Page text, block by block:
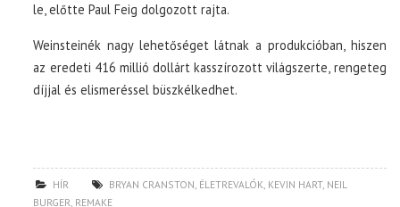
le, előtte Paul Feig dolgozott rajta.
Weinsteinék nagy lehetőséget látnak a produkcióban, hiszen
az eredeti 416 millió dollárt kasszírozott világszerte, rengeteg
díjjal és elismeréssel büszkélkedhet.
HÍR BRYAN CRANSTON, ÉLETREVALÓK, KEVIN HART, NEIL
BURGER, REMAKE